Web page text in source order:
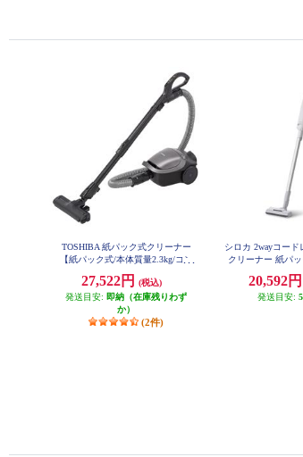
TOSHIBA 紙パック式クリーナー
【紙パック式/本体質量2.3kg/コン
ー】 VC-PM9-H
27,522円
(税込)
発送目安: 即納（在庫残りわず
か）
(2件)
シロカ 2wayコード
クリーナー 紙パッ
20,592円
発送目安: